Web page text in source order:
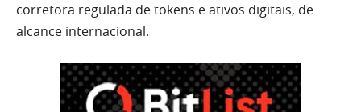
corretora regulada de tokens e ativos digitais, de
alcance internacional.